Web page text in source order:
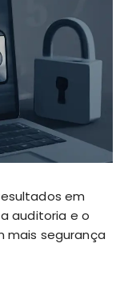
em
auditoria e o
mais segurança